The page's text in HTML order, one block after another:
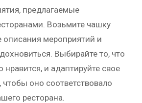
предлагаемые
Возьмите чашку
описания мероприятий и
Выбирайте то, что
нравится, и адаптируйте свое
чтобы оно соответствовало
ресторана.